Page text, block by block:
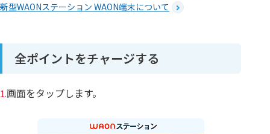
新型WAONステーション WAON端末について
全ポイントをチャージする
1.画面をタップします。